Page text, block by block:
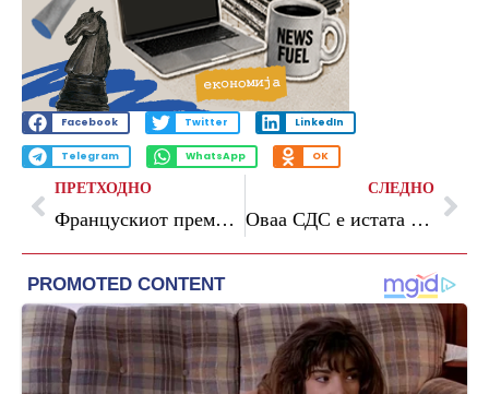
Facebook Twitter LinkedIn
Telegram WhatsApp OK
ПРЕТХОДНО
Францускиот премиер: „Европската унија ќе биде прегазена од политиката на Трамп“
СЛЕДНО
Оваа СДС е истата партија од претходно, која молчеше, уште збор не кажува и не се извинува за криминалите на Артан Груби, вели ВМРО-ДПМНЕ